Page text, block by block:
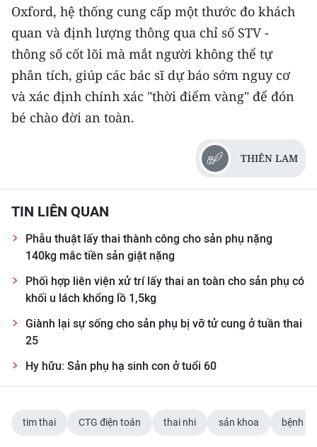
Oxford, hệ thống cung cấp một thước đo khách
quan và định lượng thông qua chỉ số STV -
thông số cốt lõi mà mắt người không thể tự
phân tích, giúp các bác sĩ dự báo sớm nguy cơ
và xác định chính xác "thời điểm vàng" để đón
bé chào đời an toàn.
THIÊN LAM
TIN LIÊN QUAN
Phẫu thuật lấy thai thành công cho sản phụ nặng
140kg mắc tiền sản giật nặng
Phối hợp liên viện xử trí lấy thai an toàn cho sản phụ có
khối u lách khổng lồ 1,5kg
Giành lại sự sống cho sản phụ bị vỡ tử cung ở tuần thai
25
Hy hữu: Sản phụ hạ sinh con ở tuổi 60
tim thai CTG điện toán thai nhi sản khoa bệnh